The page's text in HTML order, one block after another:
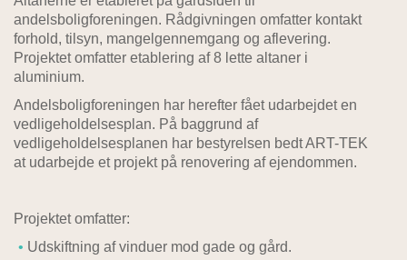
andelsboligforeningen. Rådgivningen omfatter kontakt
forhold, tilsyn, mangelgennemgang og aflevering.
Projektet omfatter etablering af 8 lette altaner i
aluminium.
Andelsboligforeningen har herefter fået udarbejdet en
vedligeholdelsesplan. På baggrund af
vedligeholdelsesplanen har bestyrelsen bedt ART-TEK
at udarbejde et projekt på renovering af ejendommen.
Projektet omfatter:
Udskiftning af vinduer mod gade og gård.